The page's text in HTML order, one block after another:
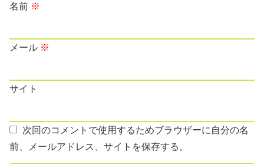
名前 ※
メール ※
サイト
次回のコメントで使用するためブラウザーに自分の名
前、メールアドレス、サイトを保存する。